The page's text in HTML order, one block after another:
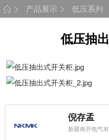
产品展示 低压系列
低压抽
倪存孟
新疆南开电气